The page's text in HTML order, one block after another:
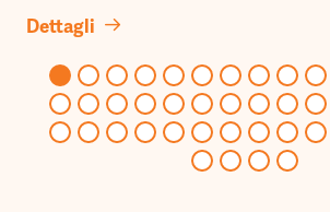
Dettagli